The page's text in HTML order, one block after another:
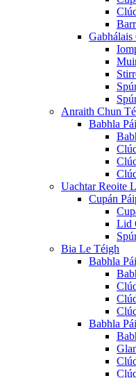
Anraith Chun
Babhla
Uachtar Reoite
Cupán
Lid
Bia Le Téigh
Babhla
Babhla